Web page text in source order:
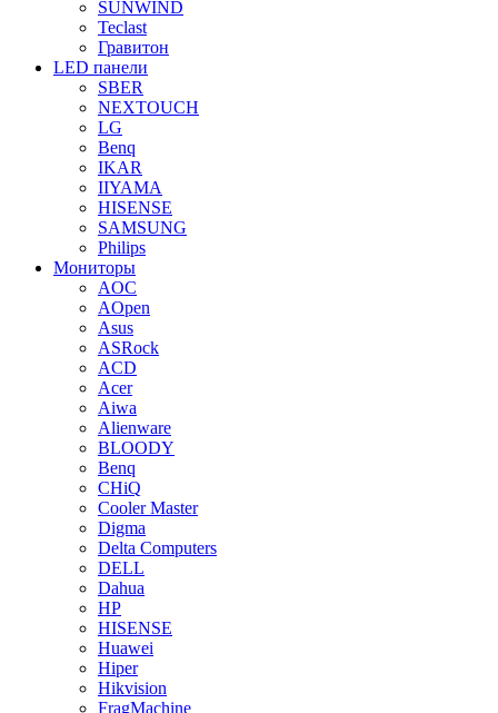
SUNWIND
Teclast
Гравитон
LED панели
SBER
NEXTOUCH
LG
Benq
IKAR
IIYAMA
HISENSE
SAMSUNG
Philips
Мониторы
AOC
AOpen
Asus
ASRock
ACD
Acer
Aiwa
Alienware
BLOODY
Benq
CHiQ
Cooler Master
Digma
Delta Computers
DELL
Dahua
HP
HISENSE
Huawei
Hiper
Hikvision
FragMachine